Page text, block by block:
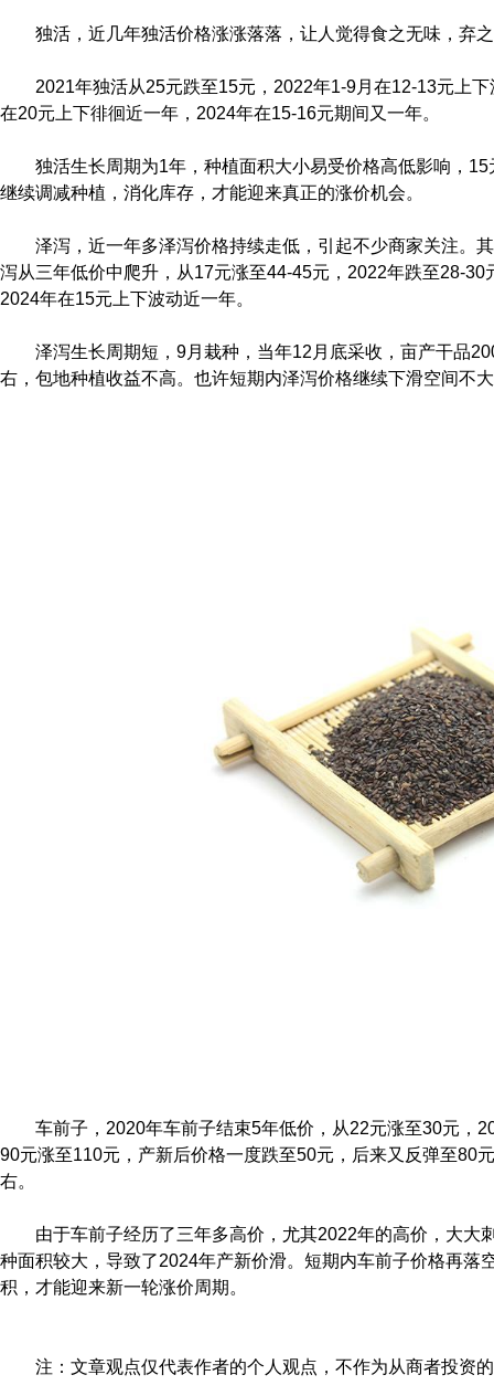
独活，近几年独活价格涨涨落落，让人觉得食之无味，弃
2021年独活从25元跌至15元，2022年1-9月在12-13元上
在20元上下徘徊近一年，2024年在15-16元期间又一年。
独活生长周期为1年，种植面积大小易受价格高低影响，
继续调减种植，消化库存，才能迎来真正的涨价机会。
泽泻，近一年多泽泻价格持续走低，引起不少商家关注。
泻从三年低价中爬升，从17元涨至44-45元，2022年跌至28-
2024年在15元上下波动近一年。
泽泻生长周期短，9月栽种，当年12月底采收，亩产干品
右，包地种植收益不高。也许短期内泽泻价格继续下滑空间不
车前子，2020年车前子结束5年低价，从22元涨至30元，
90元涨至110元，产新后价格一度跌至50元，后来又反弹至80
右。
由于车前子经历了三年多高价，尤其2022年的高价，大大
种面积较大，导致了2024年产新价滑。短期内车前子价格再落
积，才能迎来新一轮涨价周期。
注：文章观点仅代表作者的个人观点，不作为从商者投资